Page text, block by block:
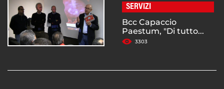
SERVIZI
Bcc Capaccio
Paestum, "Di tutto...
3303